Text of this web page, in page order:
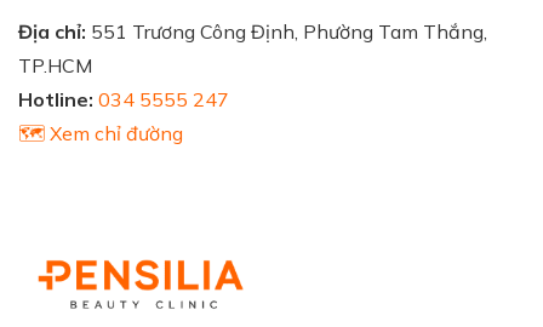
Địa chỉ: 551 Trương Công Định, Phường Tam Thắng,
TP.HCM
Hotline: 034 5555 247
🗺️ Xem chỉ đường